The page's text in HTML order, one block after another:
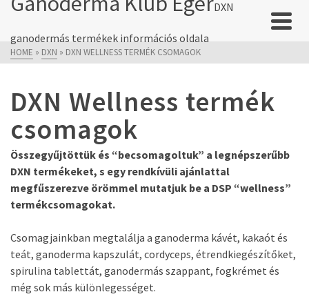
DXN
ganodermás termékek információs oldala
HOME » DXN » DXN WELLNESS TERMÉK CSOMAGOK
DXN Wellness termék
csomagok
Összegyűjtöttük és “becsomagoltuk” a legnépszerűbb
DXN termékeket, s egy rendkívüli ajánlattal
megfűszerezve örömmel mutatjuk be a DSP “wellness”
termékcsomagokat.
Csomagjainkban megtalálja a ganoderma kávét, kakaót és
teát, ganoderma kapszulát, cordyceps, étrendkiegészítőket,
spirulina tablettát, ganodermás szappant, fogkrémet és
még sok más különlegességet.